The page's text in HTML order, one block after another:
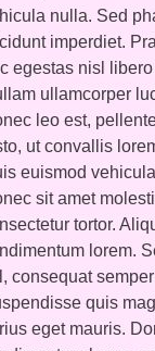
nulla. Sed
imperdiet.
egestas nisl
ullamcorper
leo est,
ut convallis
euismod
sit amet
tortor.
lorem.
consequat
quis
eget mauris.